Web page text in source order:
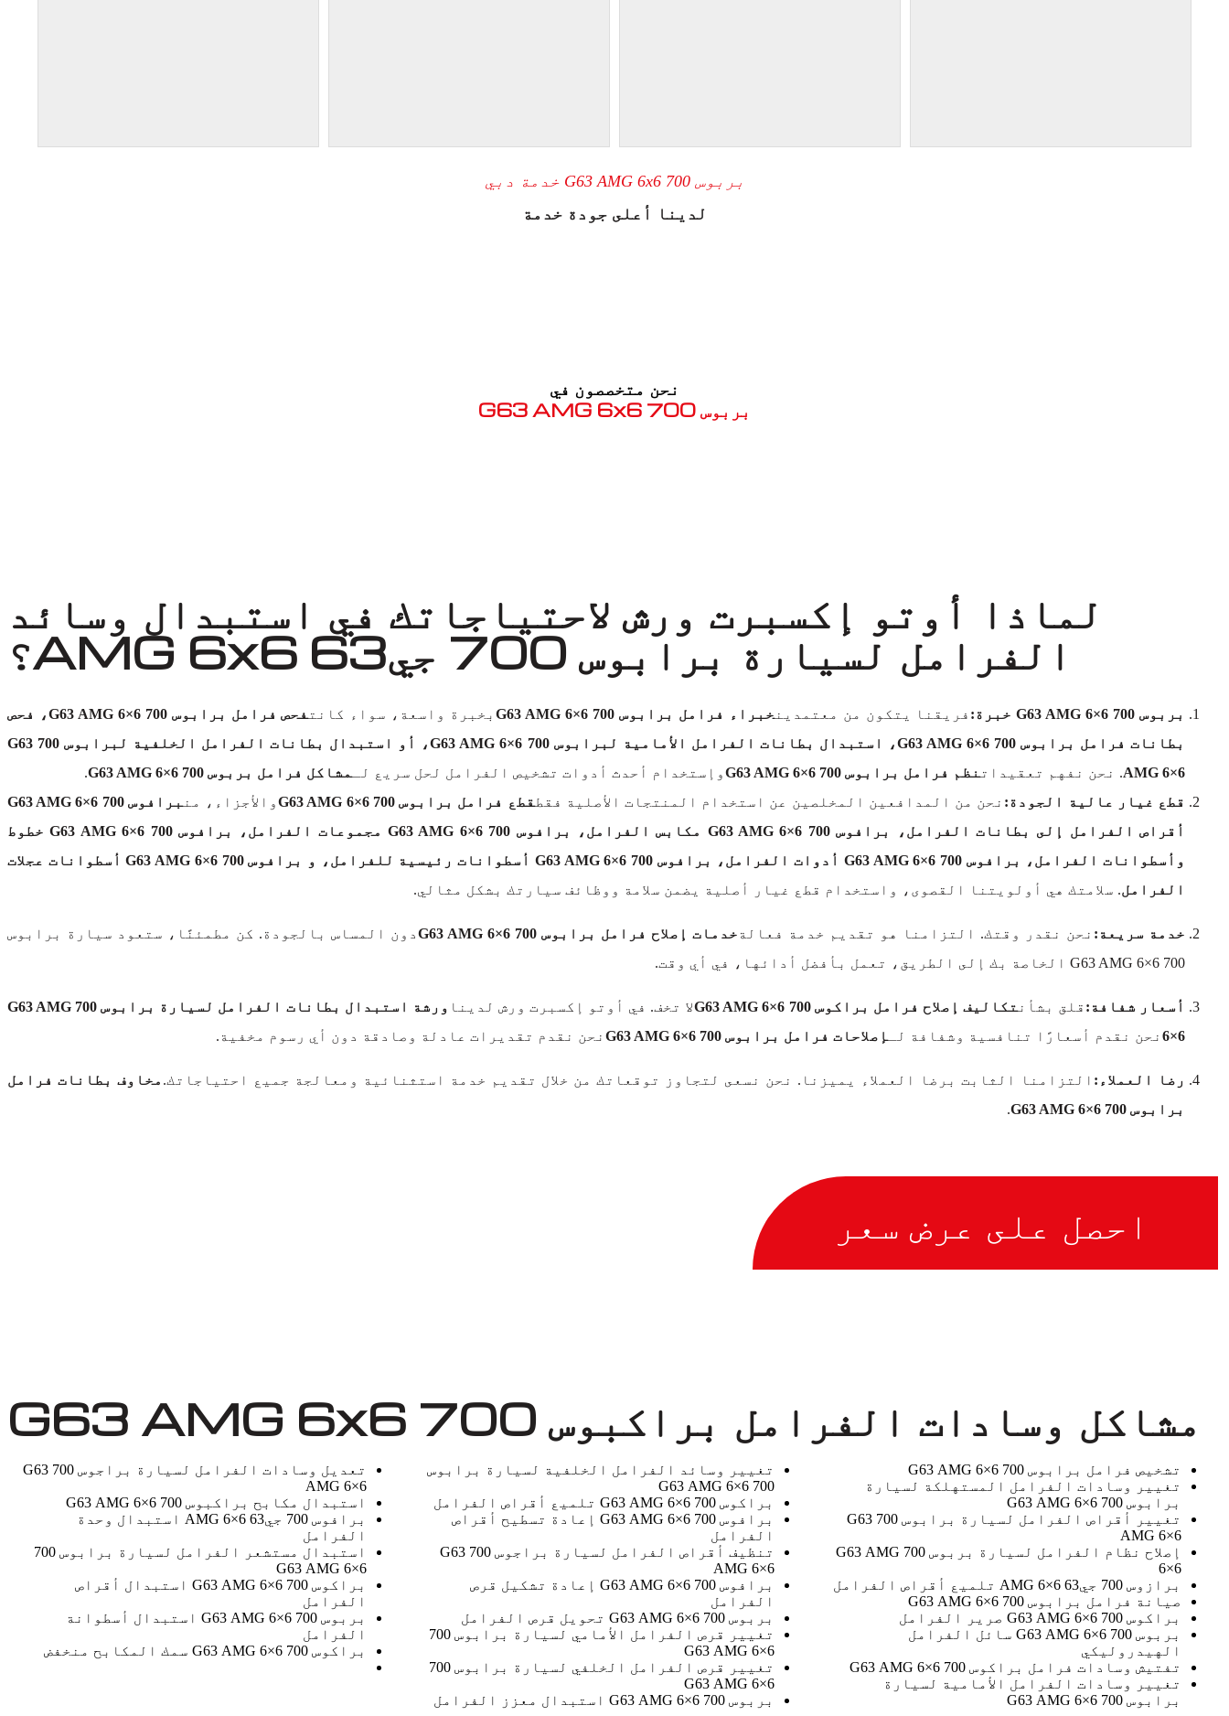
بربوس 700 G63 AMG 6x6 خدمة دبي
لدينا أعلى جودة خدمة
نحن متخصصون في
بربوس 700 G63 AMG 6x6
لماذا أوتو إكسبرت ورش لاحتياجاتك في استبدال وسائد
الفرامل لسيارة برابوس 700 جي63 AMG 6x6؟
بربوس 700 G63 AMG 6×6 خبرة: فريقنا يتكون من معتمدينخبراء فرامل برابوس 700 G63 AMG 6×6 بخبرة واسعة، سواء كانت
فحص فرامل برابوس 700 G63 AMG 6×6، فحص
بطانات فرامل برابوس 700 G63 AMG 6×6، استبدال بطانات الفرامل الأمامية لبرابوس 700 G63 AMG 6×6، أو استبدال بطانات الفرامل الخلفية لبرابوس 700 G63
AMG 6×6. نحن نفهم تعقيداتنظم فرامل برابوس 700 G63 AMG 6×6 وإستخدام أحدث أدوات تشخيص الفرامل لحل سريع لـ مشاكل فرامل بربوس 700 G63 AMG 6×6
.
قطع غيار عالية الجودة: نحن من المدافعين المخلصين عن استخدام المنتجات الأصلية فقطقطع فرامل برابوس 700 G63 AMG 6×6 والأجزاء، من
برافوس 700 G63 AMG 6×6
أقراص الفرامل إلى بطانات الفرامل، برافوس 700 G63 AMG 6×6 مكابس الفرامل، برافوس 700 G63 AMG 6×6 مجموعات الفرامل، برافوس 700 G63 AMG 6×6 خطوط
وأسطوانات الفرامل، برافوس 700 G63 AMG 6×6 أدوات الفرامل، برافوس 700 G63 AMG 6×6 أسطوانات رئيسية للفرامل، و برافوس 700 G63 AMG 6×6 أسطوانات عجلات
الفرامل. سلامتك هي أولويتنا القصوى، واستخدام قطع غيار أصلية يضمن سلامة ووظائف سيارتك بشكل مثالي.
خدمة سريعة: نحن نقدر وقتك. التزامنا هو تقديم خدمة فعالة خدمات إصلاح فرامل برابوس 700 G63 AMG 6×6
دون المساس بالجودة. كن مطمئنًا، ستعود سيارة برابوس
700 G63 AMG 6×6 الخاصة بك إلى الطريق، تعمل بأفضل أدائها، في أي وقت.
أسعار شفافة: قلق بشأنتكاليف إصلاح فرامل براكوس 700 G63 AMG 6×6 لا تخف. في أوتو إكسبرت ورش لدينا
ورشة استبدال بطانات الفرامل لسيارة برابوس 700 G63 AMG
6×6 نحن نقدم أسعارًا تنافسية وشفافة لـ إصلاحات فرامل برابوس 700 G63 AMG 6×6 نحن نقدم تقديرات عادلة وصادقة دون أي رسوم مخفية.
رضا العملاء: التزامنا الثابت برضا العملاء يميزنا. نحن نسعى لتجاوز توقعاتك من خلال تقديم خدمة استثنائية ومعالجة جميع احتياجاتك. مخاوف بطانات فرامل
برابوس 700 G63 AMG 6×6
.
احصل على عرض سعر
مشاكل وسادات الفرامل براكبوس 700 G63 AMG 6x6
تشخيص فرامل برابوس 700 G63 AMG 6×6
تغيير وسادات الفرامل المستهلكة لسيارة
برابوس 700 G63 AMG 6×6
تغيير أقراص الفرامل لسيارة برابوس 700 G63
AMG 6×6
إصلاح نظام الفرامل لسيارة بربوس 700 G63 AMG
6×6
برازوس 700 جي63 AMG 6×6 تلميع أقراص الفرامل
صيانة فرامل برابوس 700 G63 AMG 6×6
براكوس 700 G63 AMG 6×6 صرير الفرامل
بربوس 700 G63 AMG 6×6 سائل الفرامل
الهيدروليكي
تفتيش وسادات فرامل براكوس 700 G63 AMG 6×6
تغيير وسادات الفرامل الأمامية لسيارة
برابوس 700 G63 AMG 6×6
تغيير وسائد الفرامل الخلفية لسيارة برابوس
700 G63 AMG 6×6
براكوس 700 G63 AMG 6×6 تلميع أقراص الفرامل
برافوس 700 G63 AMG 6×6 إعادة تسطيح أقراص
الفرامل
تنظيف أقراص الفرامل لسيارة براجوس 700 G63
AMG 6×6
برافوس 700 G63 AMG 6×6 إعادة تشكيل قرص
الفرامل
بربوس 700 G63 AMG 6×6 تحويل قرص الفرامل
تغيير قرص الفرامل الأمامي لسيارة برابوس 700
G63 AMG 6×6
تغيير قرص الفرامل الخلفي لسيارة برابوس 700
G63 AMG 6×6
بربوس 700 G63 AMG 6×6 استبدال معزز الفرامل
تعديل وسادات الفرامل لسيارة براجوس 700 G63
AMG 6×6
استبدال مكابح براكبوس 700 G63 AMG 6×6
برافوس 700 جي63 AMG 6×6 استبدال وحدة
الفرامل
استبدال مستشعر الفرامل لسيارة برابوس 700
G63 AMG 6×6
براكوس 700 G63 AMG 6×6 استبدال أقراص
الفرامل
بربوس 700 G63 AMG 6×6 استبدال أسطوانة
الفرامل
براكوس 700 G63 AMG 6×6 سمك المكابح منخفض